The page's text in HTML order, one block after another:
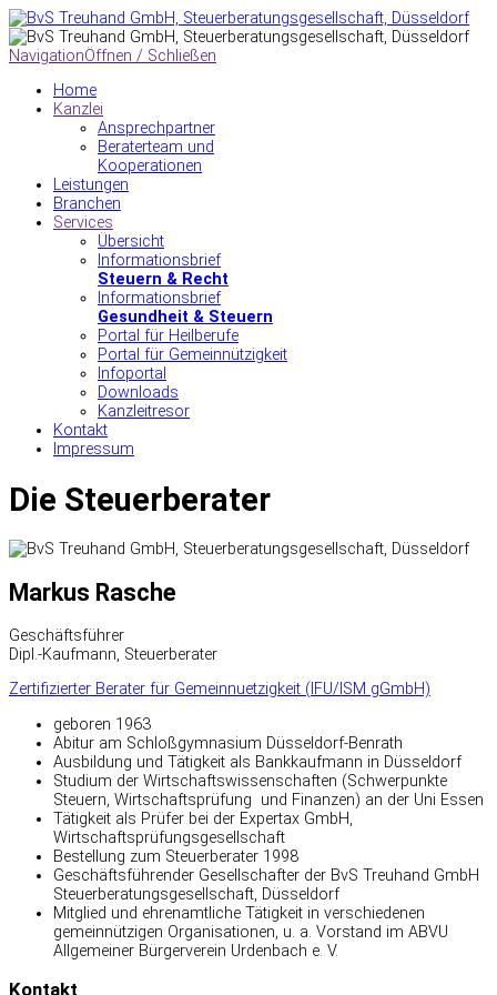
NavigationÖffnen / Schließen
Home
Kanzlei
Ansprechpartner
Beraterteam und
Kooperationen
Leistungen
Branchen
Services
Übersicht
Informationsbrief
Steuern & Recht
Informationsbrief
Gesundheit & Steuern
Portal für Heilberufe
Portal für Gemeinnützigkeit
Infoportal
Downloads
Kanzleitresor
Kontakt
Impressum
Die Steuerberater
Markus Rasche
Geschäftsführer
Dipl.-Kaufmann, Steuerberater
Zertifizierter Berater für Gemeinnuetzigkeit (IFU/ISM gGmbH)
geboren 1963
Abitur am Schloßgymnasium Düsseldorf-Benrath
Ausbildung und Tätigkeit als Bankkaufmann in Düsseldorf
Studium der Wirtschaftswissenschaften (Schwerpunkte
Steuern, Wirtschaftsprüfung und Finanzen) an der Uni Essen
Tätigkeit als Prüfer bei der Expertax GmbH,
Wirtschaftsprüfungsgesellschaft
Bestellung zum Steuerberater 1998
Geschäftsführender Gesellschafter der BvS Treuhand GmbH
Steuerberatungsgesellschaft, Düsseldorf
Mitglied und ehrenamtliche Tätigkeit in verschiedenen
gemeinnützigen Organisationen, u. a. Vorstand im ABVU
Allgemeiner Bürgerverein Urdenbach e. V.
Kontakt